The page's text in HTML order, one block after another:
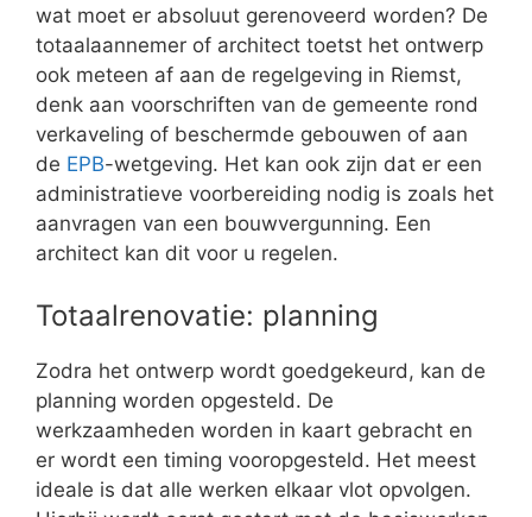
wat moet er absoluut gerenoveerd worden? De
totaalaannemer of architect toetst het ontwerp
ook meteen af aan de regelgeving in Riemst,
denk aan voorschriften van de gemeente rond
verkaveling of beschermde gebouwen of aan
de EPB-wetgeving. Het kan ook zijn dat er een
administratieve voorbereiding nodig is zoals het
aanvragen van een bouwvergunning. Een
architect kan dit voor u regelen.
Totaalrenovatie: planning
Zodra het ontwerp wordt goedgekeurd, kan de
planning worden opgesteld. De
werkzaamheden worden in kaart gebracht en
er wordt een timing vooropgesteld. Het meest
ideale is dat alle werken elkaar vlot opvolgen.